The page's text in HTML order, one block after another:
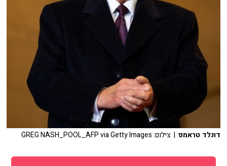
דונלד טראמפ | צילום: GREG NASH_POOL_AFP via Getty Images